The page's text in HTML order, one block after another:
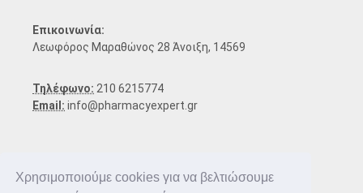
Χρησιμοποιούμε cookies για να βελτιώσουμε
Επικοινωνία:
Λεωφόρος Μαραθώνος 28 Άνοιξη, 14569
Τηλέφωνο: 210 6215774
Email: info@pharmacyexpert.gr